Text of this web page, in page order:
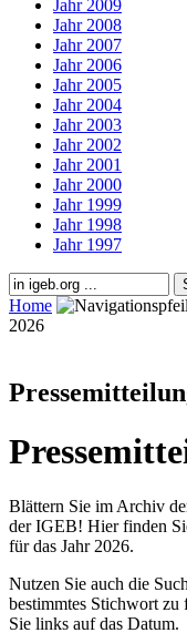
Jahr 2009
Jahr 2008
Jahr 2007
Jahr 2006
Jahr 2005
Jahr 2004
Jahr 2003
Jahr 2002
Jahr 2001
Jahr 2000
Jahr 1999
Jahr 1998
Jahr 1997
Home
2026
Blättern Sie im Archiv
der IGEB! Hier finden
für das Jahr 2026.
Nutzen Sie auch die
bestimmtes Stichwort
Sie links auf das Datum.